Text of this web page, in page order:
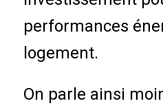
performances
logement.
On parle ainsi